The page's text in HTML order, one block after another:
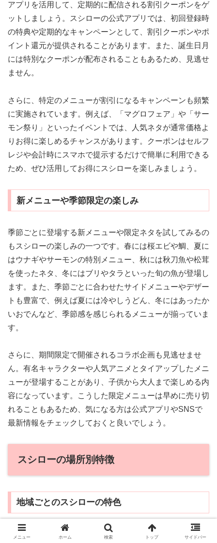
アプリを活用して、定期的に配信される割引クーポンをゲ
ットしましょう。スシローの公式アプリでは、初回登録時
の特典や定期的なキャンペーンとして、割引クーポンやポ
イント還元が提供されることがあります。また、誕生日月
には特別なクーポンが配布されることもあるため、見逃せ
ません。
さらに、特定のメニューが割引になるキャンペーンも頻繁
に実施されています。例えば、「マグロフェア」や「サー
モン祭り」といったイベントでは、人気ネタが通常価格よ
りお得に楽しめるチャンスがあります。クーポンはセルフ
レジや会計時にスマホで提示するだけで簡単に利用できる
ため、ぜひ活用してお得にスシローを楽しみましょう。
新メニューや季節限定の楽しみ
季節ごとに登場する新メニューや限定ネタを試してみるの
もスシローの楽しみの一つです。春には桜エビや鯛、夏に
はウナギやサーモンの特別メニュー、秋には秋刀魚や松茸
を使ったネタ、冬にはブリやタラといった旬の魚が登場し
ます。また、季節ごとに合わせたサイドメニューやデザー
トも豊富で、例えば夏には冷やしうどん、冬にはあったか
いおでんなど、季節感を感じられるメニューが揃っていま
す。
さらに、期間限定で開催されるコラボ企画も見逃せませ
ん。有名キャラクターや人気アニメとタイアップしたメニ
ューが登場することがあり、子供から大人まで楽しめる内
容になっています。こうした限定メニューは早めに売り切
れることもあるため、気になる方は公式アプリやSNSで
最新情報をチェックしておくと良いでしょう。
スシローの場所別特徴
地域ごとのスシローの特色
地域によって、スシローのメニューやサービスには若干の
メニュー ホーム 検索 トップ サイドバー